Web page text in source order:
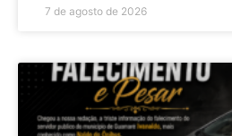
7 de agosto de 2026